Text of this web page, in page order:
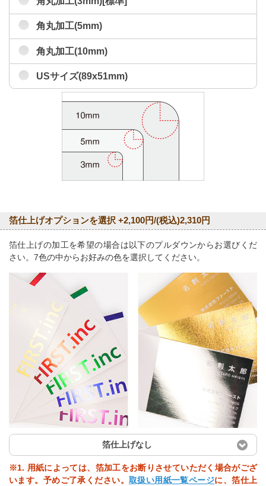
角丸加工(5mm)
角丸加工(10mm)
USサイズ(89x51mm)
箔仕上げオプションを選択 +2,100円/(税込)2,310円
箔仕上げの加工を希望の場合は以下のプルダウンからお選びくだ
さい。7色の中からお好みの色を選択してください。
箔仕上げなし
※1. 用紙によっては、箔加工をお断りさせていただく場合がござ
います。予めご了承ください。 取扱い用紙一覧ページに、箔仕上